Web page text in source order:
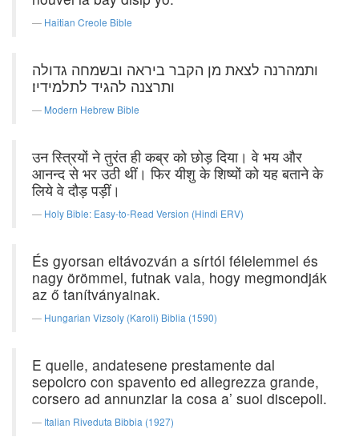
Haitian Creole Bible
ותמהרנה לצאת מן הקבר ביראה ובשמחה גדולה
ותרצנה להגיד לתלמידיו׃
Modern Hebrew Bible
उन स्त्रियों ने तुरंत ही कब्र को छोड़ दिया। वे भय और
आनन्द से भर उठी थीं। फिर यीशु के शिष्यों को यह बताने के
लिये वे दौड़ पड़ीं।
Holy Bible: Easy-to-Read Version (Hindi ERV)
És gyorsan eltávozván a sírtól félelemmel és
nagy örömmel, futnak vala, hogy megmondják
az ő tanítványainak.
Hungarian Vizsoly (Karoli) Biblia (1590)
E quelle, andatesene prestamente dal
sepolcro con spavento ed allegrezza grande,
corsero ad annunziar la cosa a’ suoi discepoli.
Italian Riveduta Bibbia (1927)